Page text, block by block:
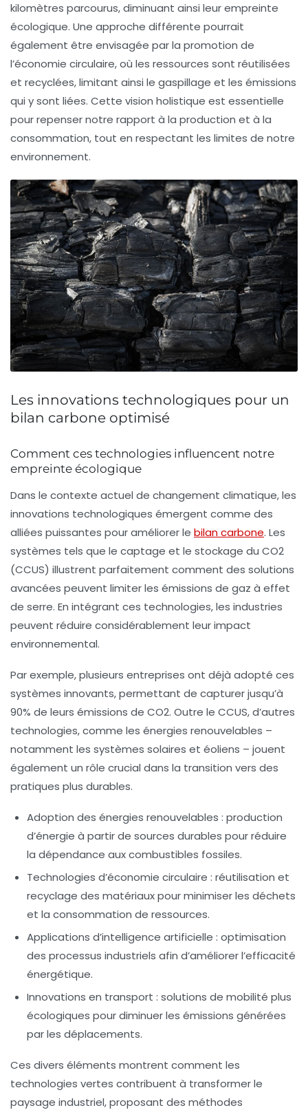
kilomètres parcourus, diminuant ainsi leur empreinte
écologique. Une approche différente pourrait
également être envisagée par la promotion de
l’économie circulaire, où les ressources sont réutilisées
et recyclées, limitant ainsi le gaspillage et les émissions
qui y sont liées. Cette vision holistique est essentielle
pour repenser notre rapport à la production et à la
consommation, tout en respectant les limites de notre
environnement.
Les innovations technologiques pour un
bilan carbone optimisé
Comment ces technologies influencent notre
empreinte écologique
Dans le contexte actuel de changement climatique, les
innovations technologiques émergent comme des
alliées puissantes pour améliorer le bilan carbone. Les
systèmes tels que le captage et le stockage du CO2
(CCUS) illustrent parfaitement comment des solutions
avancées peuvent limiter les émissions de gaz à effet
de serre. En intégrant ces technologies, les industries
peuvent réduire considérablement leur impact
environnemental.
Par exemple, plusieurs entreprises ont déjà adopté ces
systèmes innovants, permettant de capturer jusqu’à
90% de leurs émissions de CO2. Outre le CCUS, d’autres
technologies, comme les énergies renouvelables –
notamment les systèmes solaires et éoliens – jouent
également un rôle crucial dans la transition vers des
pratiques plus durables.
Adoption des énergies renouvelables : production
d’énergie à partir de sources durables pour réduire
la dépendance aux combustibles fossiles.
Technologies d’économie circulaire : réutilisation et
recyclage des matériaux pour minimiser les déchets
et la consommation de ressources.
Applications d’intelligence artificielle : optimisation
des processus industriels afin d’améliorer l’efficacité
énergétique.
Innovations en transport : solutions de mobilité plus
écologiques pour diminuer les émissions générées
par les déplacements.
Ces divers éléments montrent comment les
technologies vertes contribuent à transformer le
paysage industriel, proposant des méthodes